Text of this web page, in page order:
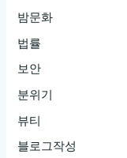
밤문화
법률
보안
분위기
뷰티
블로그작성